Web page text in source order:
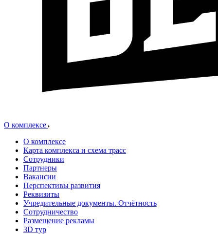
О комплексе
О комплексе
Карта комплекса и схема трасс
Сотрудники
Партнеры
Вакансии
Перспективы развития
Реквизиты
Учредительные документы. Отчётность
Сотрудничество
Размещение рекламы
3D тур